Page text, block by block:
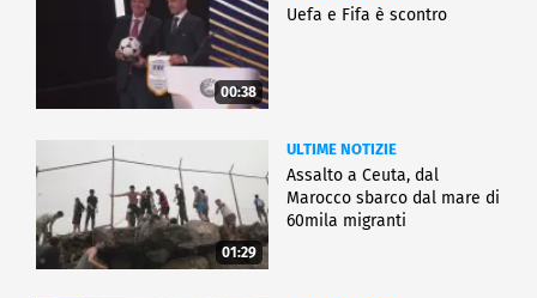
00:38
Uefa e Fifa è scontro
01:29
ULTIME NOTIZIE
Assalto a Ceuta, dal
Marocco sbarco dal mare di
60mila migranti